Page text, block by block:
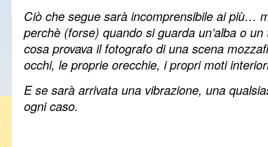
Ciò che segue sarà incomprensibile ai più…
perchè (forse) quando si guarda un’alba o
cosa provava il fotografo di una scena
occhi, le proprie orecchie, i propri moti
E se sarà arrivata una vibrazione, una
ogni caso.